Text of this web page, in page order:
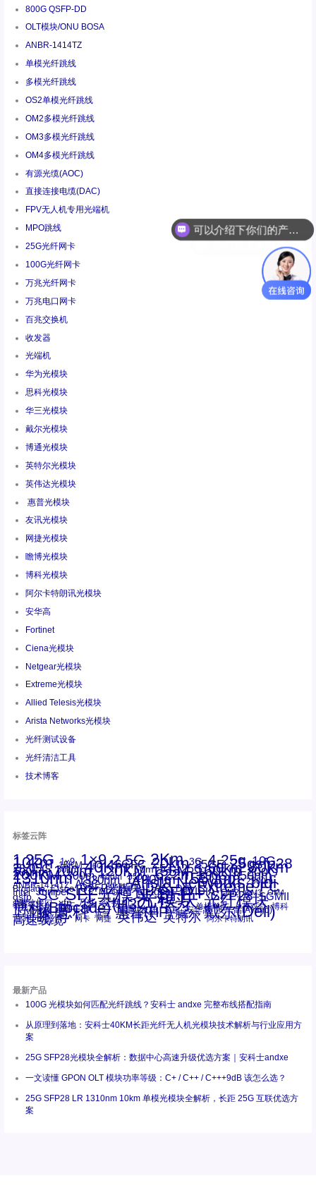
800G QSFP-DD
OLT模块/ONU BOSA
ANBR-1414TZ
单模光纤跳线
多模光纤跳线
OS2单模光纤跳线
OM2多模光纤跳线
OM3多模光纤跳线
OM4多模光纤跳线
有源光缆(AOC)
直接连接电缆(DAC)
FPV无人机专用光端机
MPO跳线
25G光纤网卡
100G光纤网卡
万兆光纤网卡
万兆电口网卡
百兆交换机
收发器
光端机
华为光模块
思科光模块
华三光模块
戴尔光模块
博通光模块
英特尔光模块
英伟达光模块
惠普光模块
友讯光模块
网捷光模块
瞻博光模块
博科光模块
阿尔卡特朗讯光模块
安华高
Fortinet
Ciena光模块
Netgear光模块
Extreme光模块
Allied Telesis光模块
Arista Networks光模块
光纤测试设备
光纤清洁工具
技术博客
标签云阵
1.25G 1x9 1×9 2.5G 2Km 3G 4.25g 10G
10km 15KM 16G 16GFC 20km 25GE 25gsfp28
28.05G 30km 40Km 50m 53.125G 60km 80km
100km 100m 120KM 155M 160km 200G
200KM 300m 400m 550m 622m 800G 850nm
1310nm 1330nm 1490nm 1550nm 2500m
ANBR-1414TZ AOC Arista Arista Networks bidi
Brocade Cisco CSFP光模块 DAC Dell Extreme FC
Intel Juniper LC MPO-LC Netgear NVIDIA OM2 OM3 OM4
qsfp SC SFF光模块 SFP+ SFP28 SGMII
st螺纹接口 xfp 万兆 交换机 光模块 光纤模块
千兆光模块 华三 华三(H3C) 华为 单模单芯 单模双芯 博科
博科(Brocade) 博通 友讯 多模 安华高 安华高(Avago)
工业级 思科 惠普 惠普(HP) 戴尔 戴尔(Dell)
百兆 瞻博 网卡 网捷 英伟达 英特尔 阿尔卡特朗讯
高速线缆
最新产品
100G 光模块如何匹配光纤跳线？安科士 andxe 完整布线搭配指南
从原理到落地：安科士40KM长距光纤无人机光模块技术解析与行业应用方
案
25G SFP28光模块全解析：数据中心高速升级优选方案｜安科士andxe
一文读懂 GPON OLT 模块功率等级：C+ / C++ / C+++9dB 该怎么选？
25G SFP28 LR 1310nm 10km 单模光模块全解析，长距 25G 互联优选方
案
你们是怎么收费的呢